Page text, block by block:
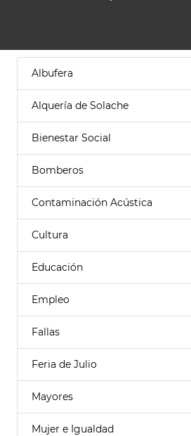
Albufera
Alquería de Solache
Bienestar Social
Bomberos
Contaminación Acústica
Cultura
Educación
Empleo
Fallas
Feria de Julio
Mayores
Mujer e Igualdad